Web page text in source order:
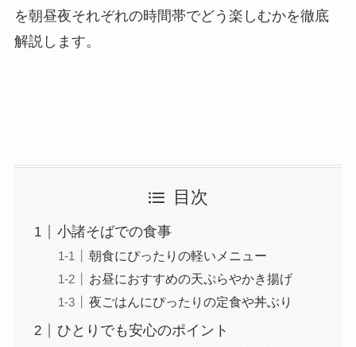
を朝昼夜それぞれの時間帯でどう楽しむかを徹底
解説します。
目次
小諸そばでの食事
朝食にぴったりの軽いメニュー
お昼におすすめの天ぷらやかき揚げ
夜ごはんにぴったりの定食や丼ぶり
ひとりでも安心のポイント